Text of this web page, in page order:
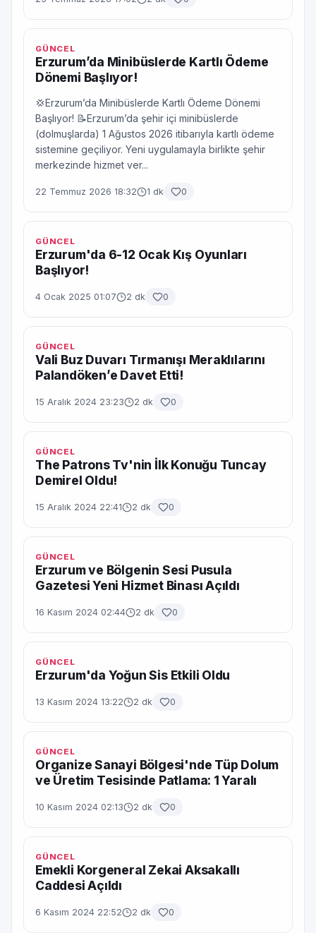
GÜNCEL
Erzurum’da Minibüslerde Kartlı Ödeme
Dönemi Başlıyor!
💢Erzurum’da Minibüslerde Kartlı Ödeme Dönemi
Başlıyor! 📝Erzurum’da şehir içi minibüslerde
(dolmuşlarda) 1 Ağustos 2026 itibarıyla kartlı ödeme
sistemine geçiliyor. Yeni uygulamayla birlikte şehir
merkezinde hizmet ver...
22 Temmuz 2026 18:32 1 dk 0
GÜNCEL
Erzurum'da 6-12 Ocak Kış Oyunları
Başlıyor!
4 Ocak 2025 01:07 2 dk 0
GÜNCEL
Vali Buz Duvarı Tırmanışı Meraklılarını
Palandöken’e Davet Etti!
15 Aralık 2024 23:23 2 dk 0
GÜNCEL
The Patrons Tv'nin İlk Konuğu Tuncay
Demirel Oldu!
15 Aralık 2024 22:41 2 dk 0
GÜNCEL
Erzurum ve Bölgenin Sesi Pusula
Gazetesi Yeni Hizmet Binası Açıldı
16 Kasım 2024 02:44 2 dk 0
GÜNCEL
Erzurum'da Yoğun Sis Etkili Oldu
13 Kasım 2024 13:22 2 dk 0
GÜNCEL
Organize Sanayi Bölgesi'nde Tüp Dolum
ve Üretim Tesisinde Patlama: 1 Yaralı
10 Kasım 2024 02:13 2 dk 0
GÜNCEL
Emekli Korgeneral Zekai Aksakallı
Caddesi Açıldı
6 Kasım 2024 22:52 2 dk 0